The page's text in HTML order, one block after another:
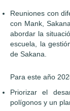
Reuniones con
con Mank,
abordar la
escuela, la
de Sakana.
Para este año
Priorizar el
polígonos y un